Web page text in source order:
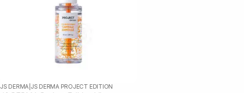
JS DERMA JS DERMA PROJECT EDITION